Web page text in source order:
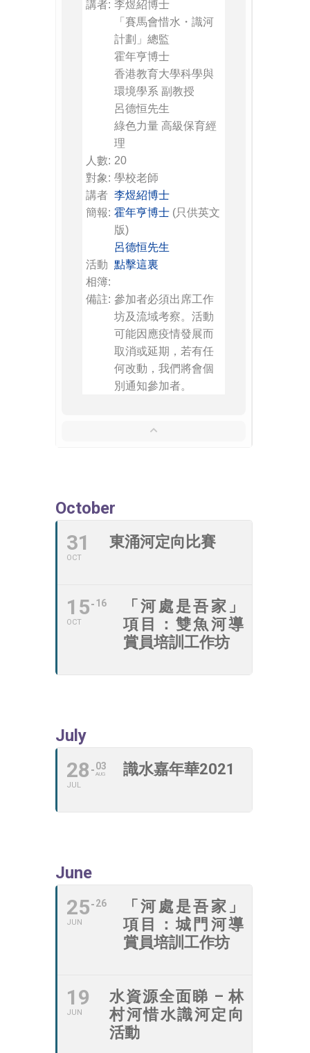
講者: 李煜紹博士
「賽馬會惜水・識河
計劃」總監
霍年亨博士
香港教育大學科學與
環境學系 副教授
呂德恒先生
綠色力量 高級保育經
理
人數: 20
對象: 學校老師
講者
簡報:
李煜紹博士
霍年亨博士 (只供英文
版)
呂德恒先生
活動
相簿:
點擊這裏
備註: 參加者必須出席工作
坊及流域考察。活動
可能因應疫情發展而
取消或延期，若有任
何改動，我們將會個
別通知參加者。
October
31
OCT
東涌河定向比賽
15
OCT
16
「河處是吾家」
項目：雙魚河導
賞員培訓工作坊
July
28
JUL
03
AUG 識水嘉年華2021
June
25
JUN
26
「河處是吾家」
項目：城門河導
賞員培訓工作坊
19
JUN
水資源全面睇 – 林
村河惜水識河定向
活動